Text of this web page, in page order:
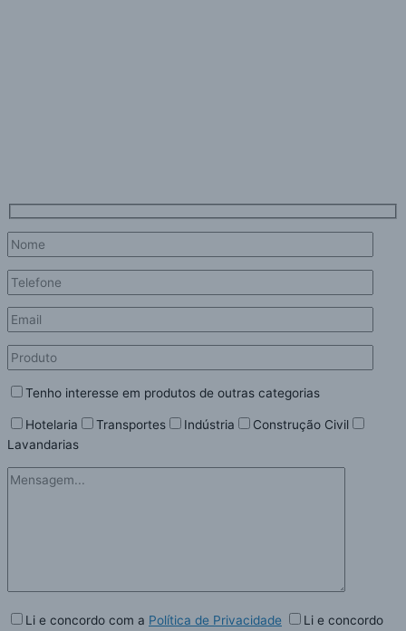
Tenho interesse em produtos de outras categorias
Hotelaria Transportes Indústria
Construção Civil
Lavandarias
Li e concordo com a Política de Privacidade
Li e concordo